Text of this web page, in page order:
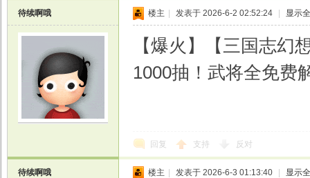
待续啊哦 楼主 发表于 2026-6-2 02:52:24 显示
【爆火】【三国志幻
1000抽！武将全免费
回复 支持 反对
待续啊哦 楼主 发表于 2026-6-3 01:13:40 显示